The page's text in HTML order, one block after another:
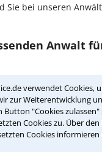
verwendet Cookies,
zur Weiterentwicklung
Button "Cookies
Cookies zu. Über
Cookies
Sie bei unseren
Anwalt
Umgebung
in Idar-